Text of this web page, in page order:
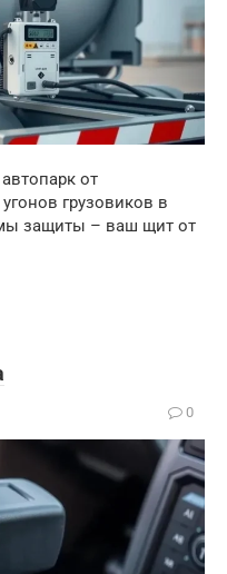
от
грузовиков в
защиты – ваш щит от
0